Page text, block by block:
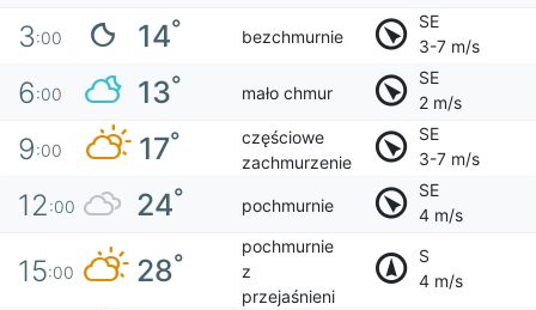
3:00 14° bezchmurnie
SE
3-7 m/s
6:00 13° mało chmur
SE
2 m/s
9:00 17°
częściowe
zachmurzenie
SE
3-7 m/s
12:00 24° pochmurnie
SE
4 m/s
15:00 28°
pochmurnie
z
przejaśnieni
S
4 m/s